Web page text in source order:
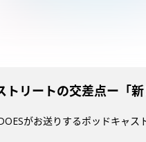
リートの交差点ー「
がお送りするポッドキャ